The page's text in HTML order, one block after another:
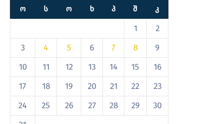
Ო Ს Ო Ხ Პ Შ Კ
1
2
3
4 5 6 7 8
9
10
11 12 13 14 15
16
17
18 19 20 21 22
23
24
25 26 27 28 29
30